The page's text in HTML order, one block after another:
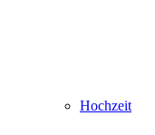
Hochzeit